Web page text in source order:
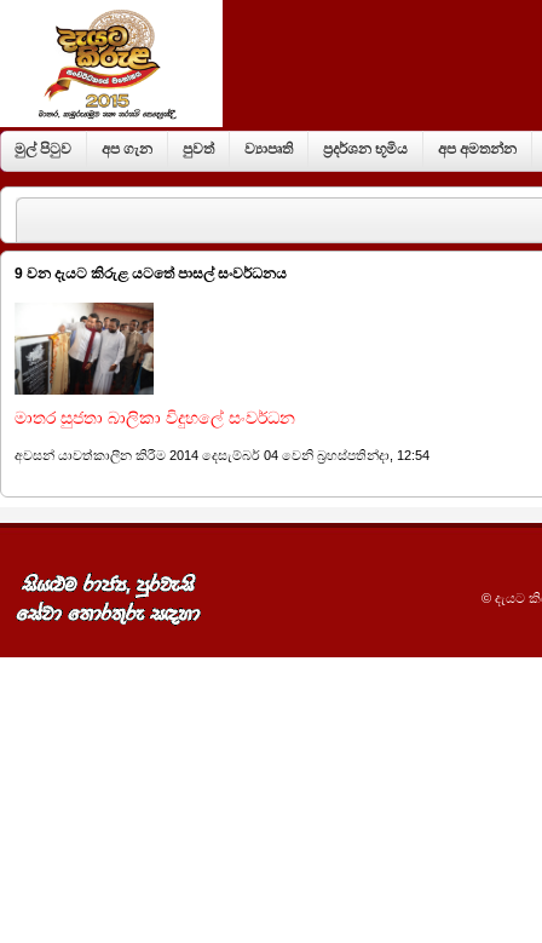
මුල් පිටුව අප ගැන පුවත් ව්‍යාපෘති ප්‍රදර්ශන භූමිය අප අමතන්න
9 වන දැයට කිරුළ යටතේ පාසල් සංවර්ධනය
මාතර සුජතා බාලිකා විදුහලේ සංවර්ධන
අවසන් යාවත්කාලීන කිරීම 2014 දෙසැම්බර් 04 වෙනි බ්‍රහස්පතින්දා, 12:54
© දැයට